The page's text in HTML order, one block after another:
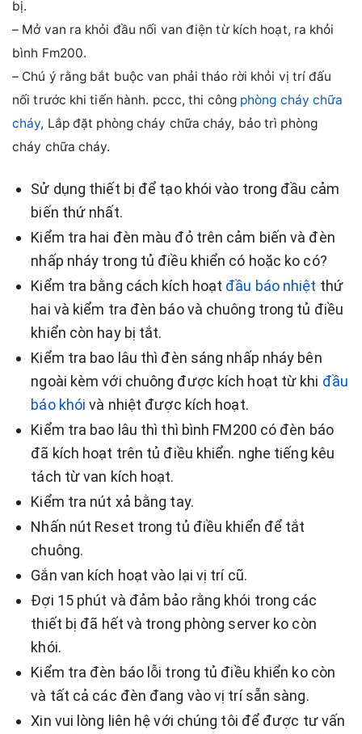
bị.
– Mở van ra khỏi đầu nối van điện từ kích hoạt, ra khỏi
bình Fm200.
– Chú ý rằng bắt buộc van phải tháo rời khỏi vị trí đấu
nối trước khi tiến hành. pccc, thi công phòng cháy chữa
cháy, Lắp đặt phòng cháy chữa cháy, bảo trì phòng
cháy chữa cháy.
Sử dụng thiết bị để tạo khói vào trong đầu cảm
biến thứ nhất.
Kiểm tra hai đèn màu đỏ trên cảm biến và đèn
nhấp nháy trong tủ điều khiển có hoặc ko có?
Kiểm tra bằng cách kích hoạt đầu báo nhiệt thứ
hai và kiểm tra đèn báo và chuông trong tủ điều
khiển còn hay bị tắt.
Kiểm tra bao lâu thì đèn sáng nhấp nháy bên
ngoài kèm với chuông được kích hoạt từ khi đầu
báo khói và nhiệt được kích hoạt.
Kiểm tra bao lâu thì thì bình FM200 có đèn báo
đã kích hoạt trên tủ điều khiển. nghe tiếng kêu
tách từ van kích hoạt.
Kiểm tra nút xả bằng tay.
Nhấn nút Reset trong tủ điều khiển để tắt
chuông.
Gắn van kích hoạt vào lại vị trí cũ.
Đợi 15 phút và đảm bảo rằng khói trong các
thiết bị đã hết và trong phòng server ko còn
khói.
Kiểm tra đèn báo lỗi trong tủ điều khiển ko còn
và tất cả các đèn đang vào vị trí sẵn sàng.
Xin vui lòng liên hệ với chúng tôi để được tư vấn